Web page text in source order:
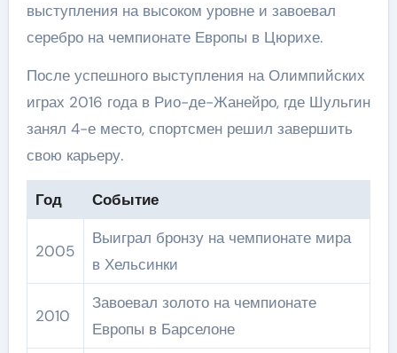
выступления на высоком уровне и завоевал
серебро на чемпионате Европы в Цюрихе.
После успешного выступления на Олимпийских
играх 2016 года в Рио-де-Жанейро, где Шульгин
занял 4-е место, спортсмен решил завершить
свою карьеру.
Год Событие
2005
Выиграл бронзу на чемпионате мира
в Хельсинки
2010
Завоевал золото на чемпионате
Европы в Барселоне